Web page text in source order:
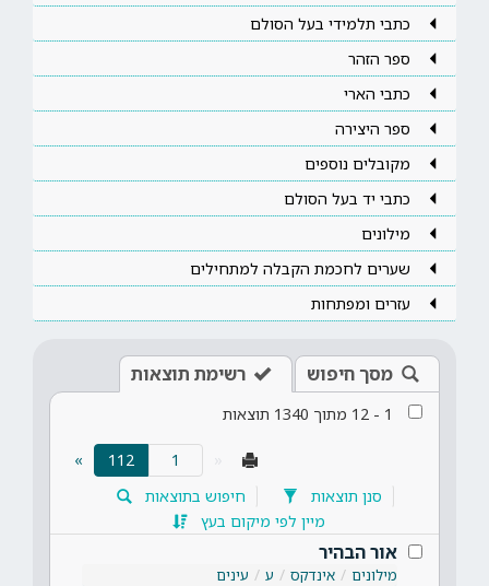
כתבי תלמידי בעל הסולם
ספר הזהר
כתבי הארי
ספר היצירה
מקובלים נוספים
כתבי יד בעל הסולם
מילונים
שערים לחכמת הקבלה למתחילים
עזרים ומפתחות
מסך חיפוש רשימת תוצאות
1
-
12 מתוך 1340 תוצאות
112
»
סנן תוצאות
חיפוש בתוצאות
מיין לפי מיקום בעץ
אור הבהיר
מילונים אינדקס ע
עינים